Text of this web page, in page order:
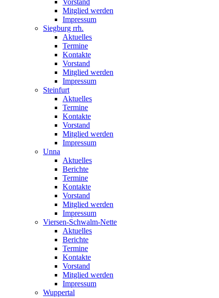
Vorstand
Mitglied werden
Impressum
Siegburg rrh.
Aktuelles
Termine
Kontakte
Vorstand
Mitglied werden
Impressum
Steinfurt
Aktuelles
Termine
Kontakte
Vorstand
Mitglied werden
Impressum
Unna
Aktuelles
Berichte
Termine
Kontakte
Vorstand
Mitglied werden
Impressum
Viersen-Schwalm-Nette
Aktuelles
Berichte
Termine
Kontakte
Vorstand
Mitglied werden
Impressum
Wuppertal